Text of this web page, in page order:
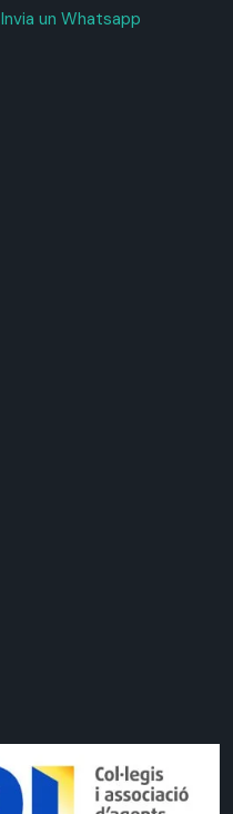
Invia un Whatsapp